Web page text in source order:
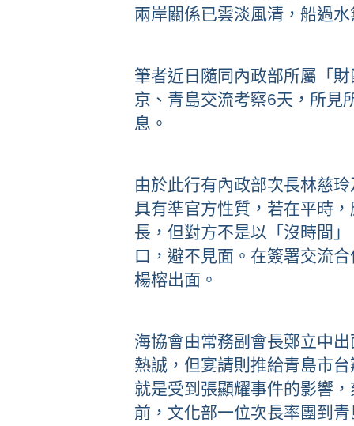
兩岸關係已雲淡風清，船過
筆者近日隨同內政部所屬「
京、青島交流考察6天，所見
息。
由於此行有內政部次長林慈
具有準官方性質，若在平時
長，但對方不是以「沒時間
口，避不見面。在簽署交流
楊榕出面。
海協會由常務副會長鄭立中
熱誠，但宴請則推給青島市
就是受到張顯耀事件的影響
前，文化部一位次長率團到